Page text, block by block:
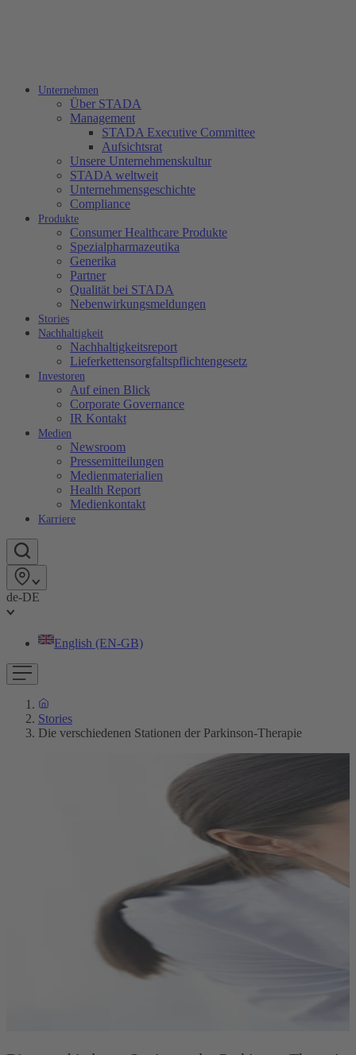
Unternehmen
Über STADA
Management
STADA Executive Committee
Aufsichtsrat
Unsere Unternehmenskultur
STADA weltweit
Unternehmensgeschichte
Compliance
Produkte
Consumer Healthcare Produkte
Spezialpharmazeutika
Generika
Partner
Qualität bei STADA
Nebenwirkungsmeldungen
Stories
Nachhaltigkeit
Nachhaltigkeitsreport
Lieferkettensorgfaltspflichtengesetz
Investoren
Auf einen Blick
Corporate Governance
IR Kontakt
Medien
Newsroom
Pressemitteilungen
Medienmaterialien
Health Report
Medienkontakt
Karriere
de-DE
English (EN-GB)
Stories
Die verschiedenen Stationen der Parkinson-Therapie